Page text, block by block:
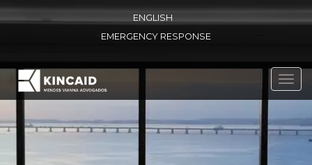
ENGLISH
EMERGENCY RESPONSE